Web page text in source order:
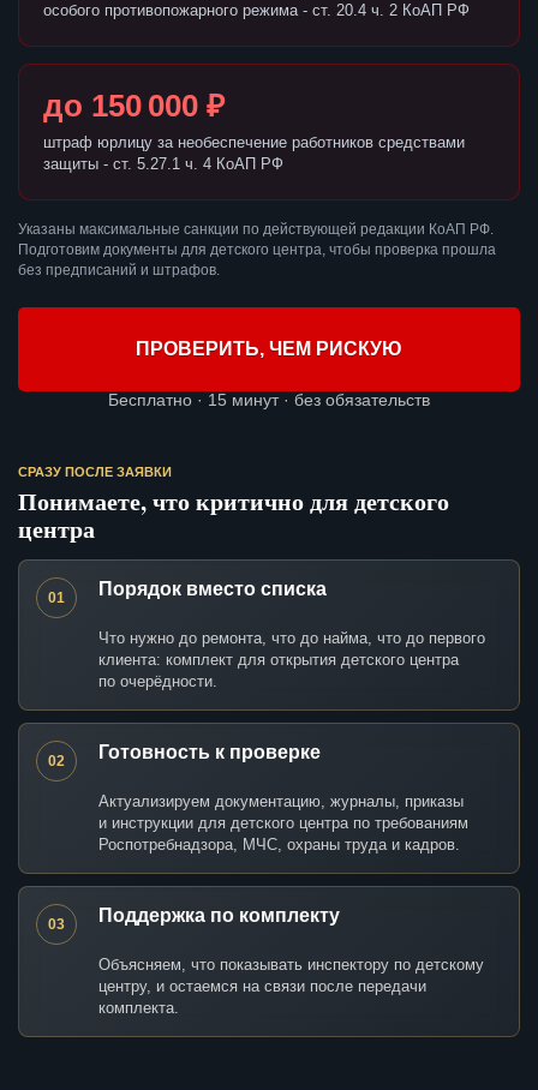
особого противопожарного режима - ст. 20.4 ч. 2 КоАП РФ
до 150 000 ₽
штраф юрлицу за необеспечение работников средствами
защиты - ст. 5.27.1 ч. 4 КоАП РФ
Указаны максимальные санкции по действующей редакции КоАП РФ.
Подготовим документы для детского центра, чтобы проверка прошла
без предписаний и штрафов.
ПРОВЕРИТЬ, ЧЕМ РИСКУЮ
Бесплатно · 15 минут · без обязательств
СРАЗУ ПОСЛЕ ЗАЯВКИ
Понимаете, что критично для детского
центра
01 Порядок вместо списка
Что нужно до ремонта, что до найма, что до первого
клиента: комплект для открытия детского центра
по очерёдности.
02 Готовность к проверке
Актуализируем документацию, журналы, приказы
и инструкции для детского центра по требованиям
Роспотребнадзора, МЧС, охраны труда и кадров.
03 Поддержка по комплекту
Объясняем, что показывать инспектору по детскому
центру, и остаемся на связи после передачи
комплекта.